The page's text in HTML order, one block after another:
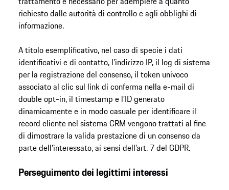
richiesto dalle autorità di controllo e agli obblighi di
informazione.
A titolo esemplificativo, nel caso di specie i dati
identificativi e di contatto, l’indirizzo IP, il log di sistema
per la registrazione del consenso, il token univoco
associato al clic sul link di conferma nella e-mail di
double opt-in, il timestamp e l’ID generato
dinamicamente e in modo casuale per identificare il
record cliente nel sistema CRM vengono trattati al fine
di dimostrare la valida prestazione di un consenso da
parte dell’interessato, ai sensi dell’art. 7 del GDPR.
Perseguimento dei legittimi interessi